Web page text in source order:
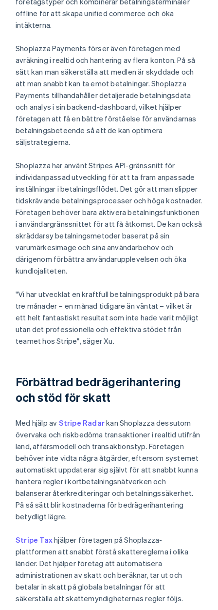
offline för att skapa unified commerce och öka
intäkterna.
Shoplazza Payments förser även företagen med
avräkning i realtid och hantering av flera konton. På så
sätt kan man säkerställa att medlen är skyddade och
att man snabbt kan ta emot betalningar. Shoplazza
Payments tillhandahåller detaljerade betalningsdata
och analys i sin backend-dashboard, vilket hjälper
företagen att få en bättre förståelse för användarnas
betalningsbeteende så att de kan optimera
säljstrategierna.
Shoplazza har använt Stripes API-gränssnitt för
individanpassad utveckling för att ta fram anpassade
inställningar i betalningsflödet. Det gör att man slipper
tidskrävande betalningsprocesser och höga kostnader.
Företagen behöver bara aktivera betalningsfunktionen
i användargränssnittet för att få åtkomst. De kan också
skräddarsy betalningsmetoder baserat på sin
varumärkesimage och sina användarbehov och
därigenom förbättra användarupplevelsen och öka
kundlojaliteten.
"Vi har utvecklat en kraftfull betalningsprodukt på bara
tre månader – en månad tidigare än väntat – vilket är
ett helt fantastiskt resultat som inte hade varit möjligt
utan det professionella och effektiva stödet från
teamet hos Stripe", säger Xu.
Förbättrad bedrägerihantering
och stöd för skatt
Med hjälp av Stripe Radarkan Shoplazza dessutom
övervaka och riskbedöma transaktioner i realtid utifrån
land, affärsmodell och transaktionstyp. Företagen
behöver inte vidta några åtgärder, eftersom systemet
automatiskt uppdaterar sig självt för att snabbt kunna
hantera regler i kortbetalningsnätverken och
balanserar återkrediteringar och betalningssäkerhet.
På så sätt blir kostnaderna för bedrägerihantering
betydligt lägre.
Stripe Taxhjälper företagen på Shoplazza-
plattformen att snabbt förstå skattereglerna i olika
länder. Det hjälper företag att automatisera
administrationen av skatt och beräknar, tar ut och
betalar in skatt på globala betalningar för att
säkerställa att skattemyndigheternas regler följs.